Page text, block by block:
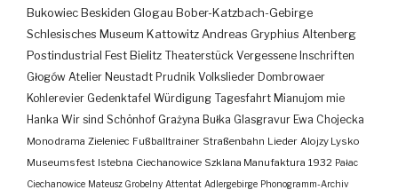
Bukowiec Beskiden Glogau Bober-Katzbach-Gebirge
Schlesisches Museum Kattowitz Andreas Gryphius Altenberg
Postindustrial Fest Bielitz Theaterstück Vergessene Inschriften
Głogów Atelier Neustadt Prudnik Volkslieder Dombrowaer
Kohlerevier Gedenktafel Würdigung Tagesfahrt Mianujom mie
Hanka Wir sind Schönhof Grażyna Bułka Glasgravur Ewa Chojecka
Monodrama Zieleniec Fußballtrainer Straßenbahn Lieder Alojzy Lysko
Museumsfest Istebna Ciechanowice Szklana Manufaktura 1932 Pałac
Ciechanowice Mateusz Grobelny Attentat Adlergebirge Phonogramm-Archiv